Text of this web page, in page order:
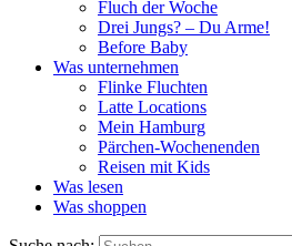
Fluch der Woche
Drei Jungs? – Du Arme!
Before Baby
Was unternehmen
Flinke Fluchten
Latte Locations
Mein Hamburg
Pärchen-Wochenenden
Reisen mit Kids
Was lesen
Was shoppen